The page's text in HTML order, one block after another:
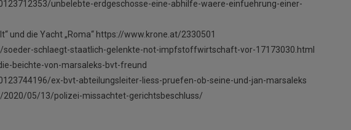
unbelebte-erdgeschosse-eine-abhilfe-waere-einfuehrung-einer-
und die Yacht „Roma“ https://www.krone.at/2330501
schlaegt-staatlich-gelenkte-not-impfstoffwirtschaft-vor-17173030.html
beichte-von-marsaleks-bvt-freund
ex-bvt-abteilungsleiter-liess-pruefen-ob-seine-und-jan-marsaleks
2020/05/13/polizei-missachtet-gerichtsbeschluss/